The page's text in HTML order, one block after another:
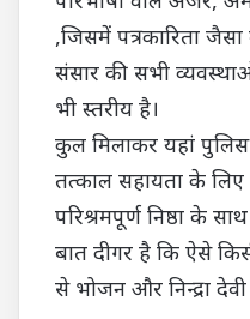
,जिसमें पत्रकारिता
संसार की सभी
भी स्तरीय है।
कुल मिलाकर यहां पुलिस
तत्काल सहायता के लिए
परिश्रमपूर्ण निष्ठा के
बात दीगर है कि ऐसे
से भोजन और निन्द्रा